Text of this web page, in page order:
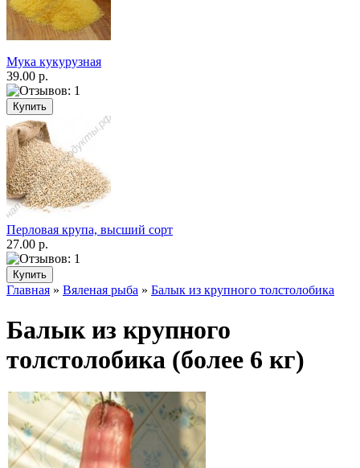
Мука кукурузная
39.00 р.
Перловая крупа, высший сорт
27.00 р.
Главная » Вяленая рыба » Балык из крупного толстолобика
Балык из крупного
толстолобика (более 6 кг)